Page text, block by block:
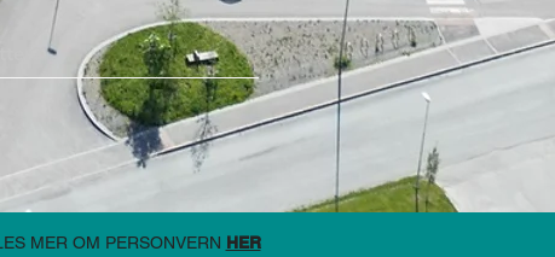
MER OM PERSONVERN HER